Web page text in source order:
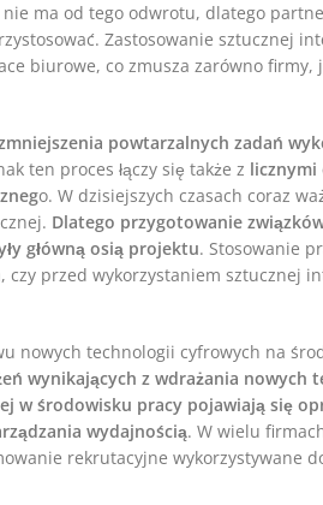
ma od tego odwrotu, dlatego
Zastosowanie sztucznej
biurowe, co zmusza zarówno
powtarzalnych zadań
ten proces łączy się także z licznymi
o. W dzisiejszych czasach coraz
Dlatego przygotowanie
główną osią projektu. Stosowanie
przed wykorzystaniem sztucznej
nowych technologii cyfrowych na
wynikających z wdrażania nowych
w środowisku pracy pojawiają się
wydajnością. W wielu
rekrutacyjne wykorzystywane